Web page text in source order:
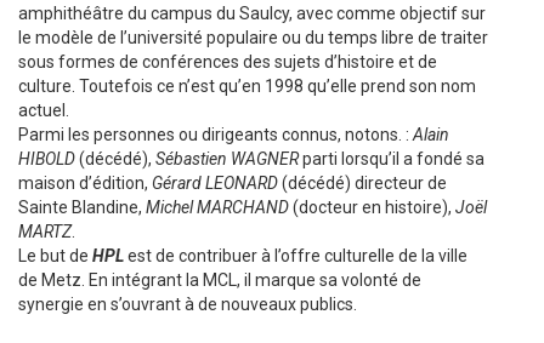
amphithéâtre du campus du Saulcy, avec comme objectif sur
le modèle de l’université populaire ou du temps libre de traiter
sous formes de conférences des sujets d’histoire et de
culture. Toutefois ce n’est qu’en 1998 qu’elle prend son nom
actuel.
Parmi les personnes ou dirigeants connus, notons. : Alain
HIBOLD(décédé), Sébastien WAGNERparti lorsqu’il a fondé sa
maison d’édition, Gérard LEONARD(décédé) directeur de
Sainte Blandine, Michel MARCHAND(docteur en histoire), Joël
MARTZ.
Le but de HPLest de contribuer à l’offre culturelle de la ville
de Metz. En intégrant la MCL, il marque sa volonté de
synergie en s’ouvrant à de nouveaux publics.